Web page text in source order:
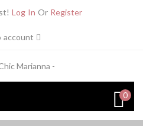
Log In Or Register
account
0